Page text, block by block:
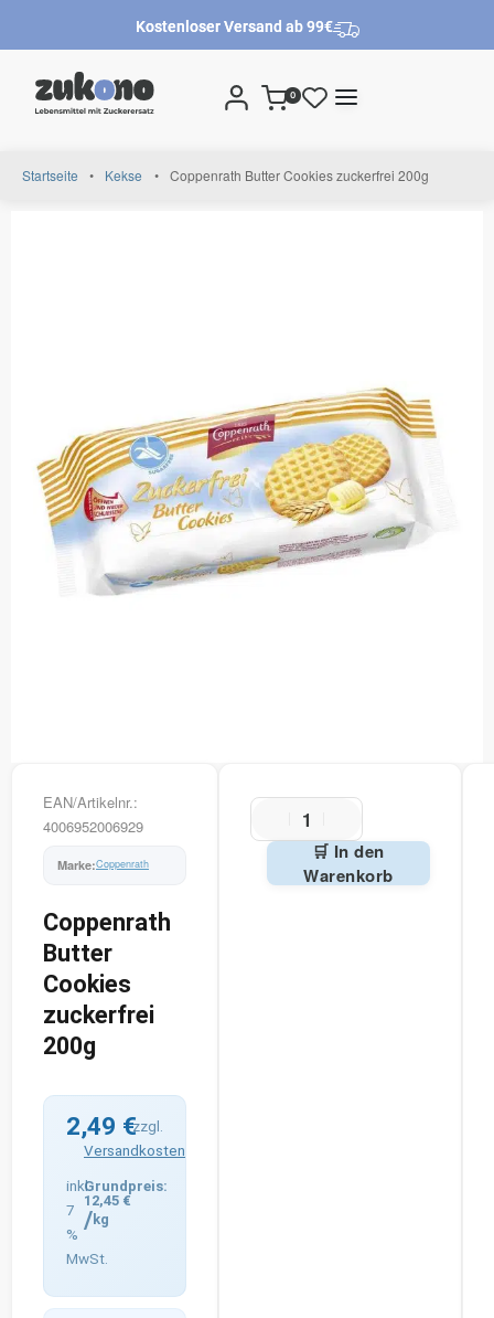
Kostenloser Versand ab 99€
0
Startseite • Kekse • Coppenrath Butter Cookies zuckerfrei 200g
EAN/Artikelnr.:
4006952006929
Coppenrath
Coppenrath
Butter
Cookies
zuckerfrei
200g
2,49 €
inkl.
7
%
MwSt.
zzgl.
Versandkosten
12,45 €
/kg
🛒 In den
Warenkorb